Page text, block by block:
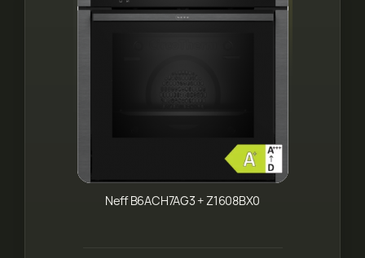
Neff B6ACH7AG3 + Z1608BX0